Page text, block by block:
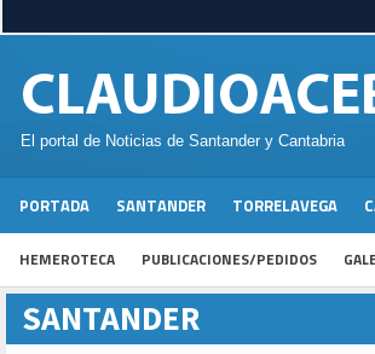
El portal de Noticias de Santander y Cantabria
PORTADA SANTANDER TORRELAVEGA
HEMEROTECA PUBLICACIONES/PEDIDOS
SANTANDER